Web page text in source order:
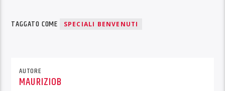
TAGGATO COME SPECIALI BENVENUTI
AUTORE
MAURIZIOB